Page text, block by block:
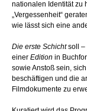
nationalen Identität zu
„Vergessenheit“
wie lässt sich eine
Die erste Schichtsoll –
einer Edition in
sowie Anstoß sein,
beschäftigen und die
Filmdokumente zu